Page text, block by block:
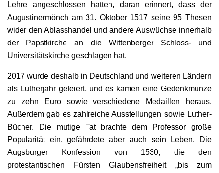
Lehre angeschlossen hatten, daran erinnert, dass der
Augustinermönch am 31. Oktober 1517 seine 95 Thesen
wider den Ablasshandel und andere Auswüchse innerhalb
der Papstkirche an die Wittenberger Schloss- und
Universitätskirche geschlagen hat.
2017 wurde deshalb in Deutschland und weiteren Ländern
als Lutherjahr gefeiert, und es kamen eine Gedenkmünze
zu zehn Euro sowie verschiedene Medaillen heraus.
Außerdem gab es zahlreiche Ausstellungen sowie Luther-
Bücher. Die mutige Tat brachte dem Professor große
Popularität ein, gefährdete aber auch sein Leben. Die
Augsburger Konfession von 1530, die den
protestantischen Fürsten Glaubensfreiheit „bis zum